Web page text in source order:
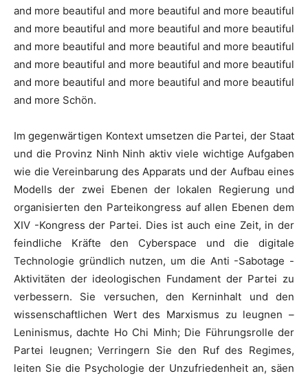
and more beautiful and more beautiful and more beautiful
and more beautiful and more beautiful and more beautiful
and more beautiful and more beautiful and more beautiful
and more beautiful and more beautiful and more beautiful
and more beautiful and more beautiful and more beautiful
and more Schön.
Im gegenwärtigen Kontext umsetzen die Partei, der Staat
und die Provinz Ninh Ninh aktiv viele wichtige Aufgaben
wie die Vereinbarung des Apparats und der Aufbau eines
Modells der zwei Ebenen der lokalen Regierung und
organisierten den Parteikongress auf allen Ebenen dem
XIV -Kongress der Partei. Dies ist auch eine Zeit, in der
feindliche Kräfte den Cyberspace und die digitale
Technologie gründlich nutzen, um die Anti -Sabotage -
Aktivitäten der ideologischen Fundament der Partei zu
verbessern. Sie versuchen, den Kerninhalt und den
wissenschaftlichen Wert des Marxismus zu leugnen –
Leninismus, dachte Ho Chi Minh; Die Führungsrolle der
Partei leugnen; Verringern Sie den Ruf des Regimes,
leiten Sie die Psychologie der Unzufriedenheit an, säen